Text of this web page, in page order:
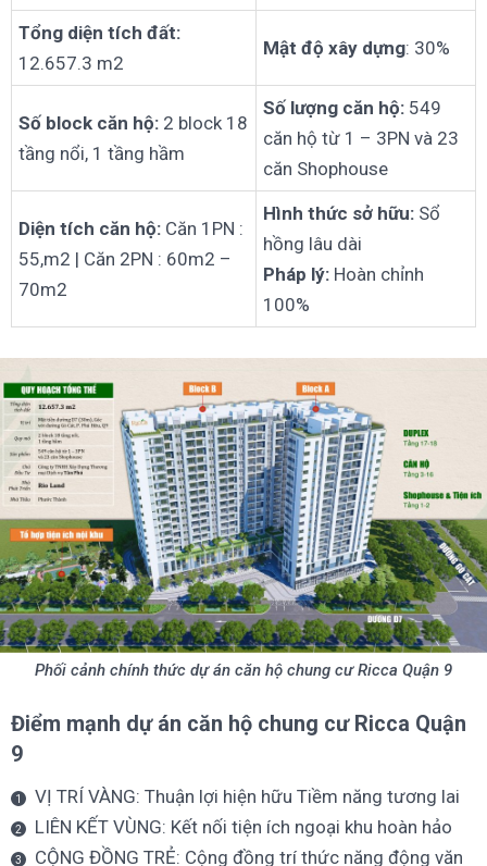
Tổng diện tích đất:
12.657.3 m2
Mật độ xây dựng: 30%
Số block căn hộ: 2 block 18
tầng nổi, 1 tầng hầm
Số lượng căn hộ: 549
căn hộ từ 1 – 3PN và 23
căn Shophouse
Diện tích căn hộ: Căn 1PN :
55,m2 | Căn 2PN : 60m2 –
70m2
Hình thức sở hữu: Sổ
hồng lâu dài
Pháp lý: Hoàn chỉnh
100%
Phối cảnh chính thức dự án căn hộ chung cư Ricca Quận 9
Điểm mạnh dự án căn hộ chung cư Ricca Quận
9
VỊ TRÍ VÀNG: Thuận lợi hiện hữu Tiềm năng tương lai
LIÊN KẾT VÙNG: Kết nối tiện ích ngoại khu hoàn hảo
CỘNG ĐỒNG TRẺ: Cộng đồng trí thức năng động văn